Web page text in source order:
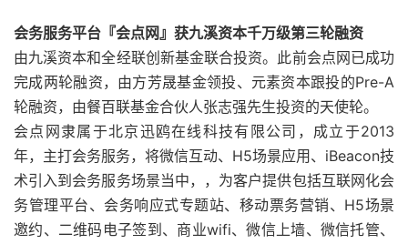
会务服务平台『会点网』获九溪资本千万级第三轮融资
由九溪资本和全经联创新基金联合投资。此前会点网已成功
完成两轮融资，由方芳晟基金领投、元素资本跟投的Pre-A
轮融资，由餐百联基金合伙人张志强先生投资的天使轮。
会点网隶属于北京迅鸥在线科技有限公司，成立于2013
年，主打会务服务，将微信互动、H5场景应用、iBeacon技
术引入到会务服务场景当中，，为客户提供包括互联网化会
务管理平台、会务响应式专题站、移动票务营销、H5场景
邀约、二维码电子签到、商业wifi、微信上墙、微信托管、